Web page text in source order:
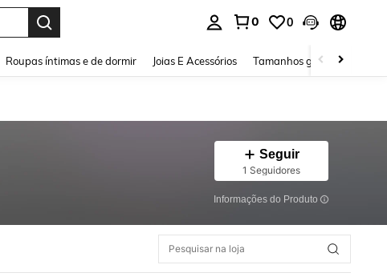
0 0
Roupas íntimas e de dormir Joias E Acessórios Tamanhos grandes
Seguir
1 Seguidores
Informações do Produto